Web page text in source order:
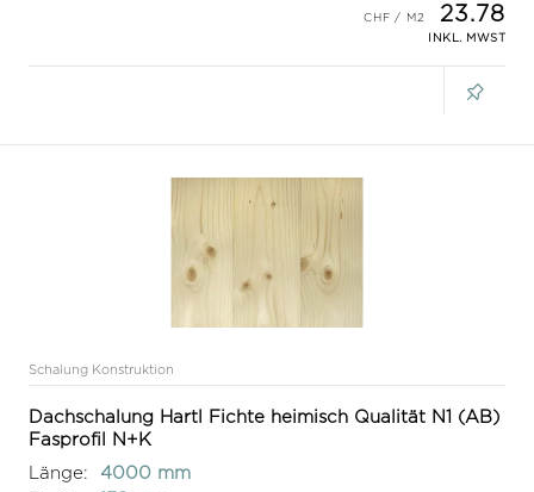
23.78
INKL. MWST
Schalung Konstruktion
Dachschalung Hartl Fichte heimisch Qualität N1 (AB)
Fasprofil N+K
Länge:
4000 mm